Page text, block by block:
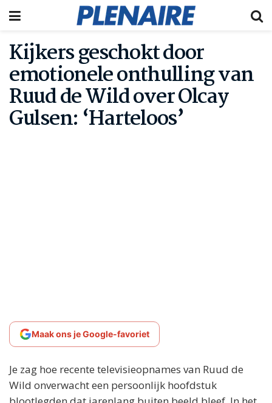
Kijkers geschokt door
emotionele onthulling van
Ruud de Wild over Olcay
Gulsen: ‘Harteloos’
Maak ons je Google-favoriet
Je zag hoe recente televisieopnames van Ruud de
Wild onverwacht een persoonlijk hoofdstuk